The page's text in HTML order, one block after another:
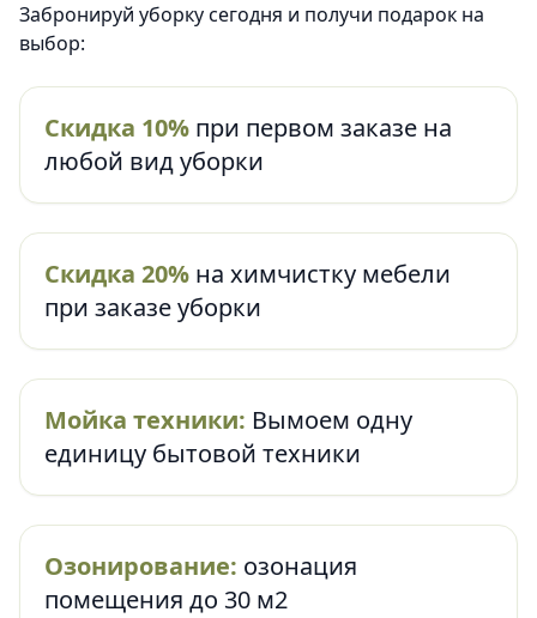
Забронируй уборку сегодня и получи подарок на
выбор:
Скидка 10% при первом заказе на
любой вид уборки
Скидка 20% на химчистку мебели
при заказе уборки
Мойка техники: Вымоем одну
единицу бытовой техники
Озонирование: озонация
помещения до 30 м2